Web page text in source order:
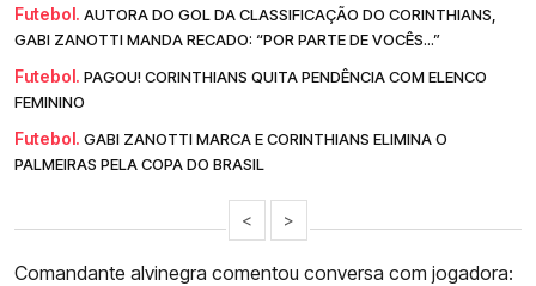
Futebol. AUTORA DO GOL DA CLASSIFICAÇÃO DO CORINTHIANS,
GABI ZANOTTI MANDA RECADO: “POR PARTE DE VOCÊS...”
Futebol. PAGOU! CORINTHIANS QUITA PENDÊNCIA COM ELENCO
FEMININO
Futebol. GABI ZANOTTI MARCA E CORINTHIANS ELIMINA O
PALMEIRAS PELA COPA DO BRASIL
< >
Comandante alvinegra comentou conversa com jogadora: